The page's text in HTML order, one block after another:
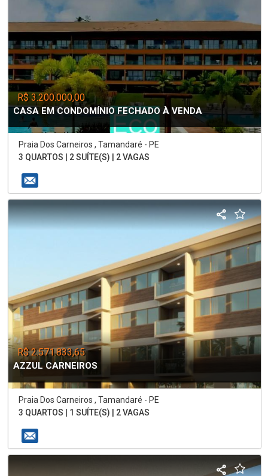
R$ 3.200.000,00
CASA EM CONDOMÍNIO FECHADO À VENDA
Praia Dos Carneiros , Tamandaré - PE
3 QUARTOS | 2 SUÍTE(S) | 2 VAGAS
R$ 2.571.833,65
AZZUL CARNEIROS
Praia Dos Carneiros , Tamandaré - PE
3 QUARTOS | 1 SUÍTE(S) | 2 VAGAS